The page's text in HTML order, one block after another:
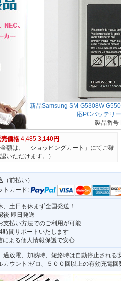
新品Samsung SM-G5308W
応PCバッテリ
製品番号
売価格 4,485 3,140円
金額は、「ショッピングカート」にてご確
認いただけます。）
（前払い）.
トカード:
、土日も休まず全国発送！
後 即日発送
支払い方法でのご利用が可能
時間サポートいたします
による個人情報保護で安心
過放電、加熱時、短絡時は自動停止される
カウント:ゼロ、５００回以上の有効充電回